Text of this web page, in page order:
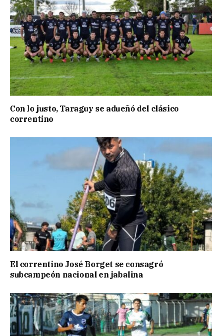
Con lo justo, Taraguy se adueñó del clásico
correntino
El correntino José Borget se consagró
subcampeón nacional en jabalina